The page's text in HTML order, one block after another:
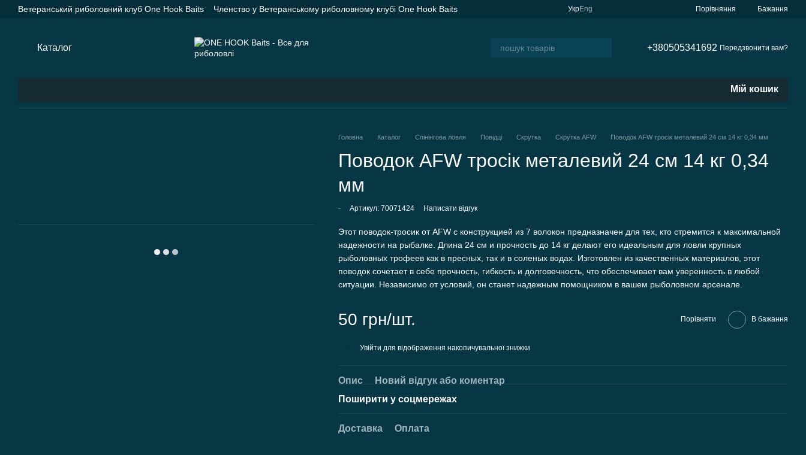
Перейти до основного контенту
Ветеранський риболовний клуб One Hook Baits
Членство у Ветеранському риболовному клубі One Hook Baits
УкрEng Порівняння Бажання
Каталог +380505341692 Передзвонити вам?
Мій кошик
Головна Каталог Спінінгова ловля Повідці Скрутка Скрутка AFW Поводок AFW тросік металевий 24 см 14 кг 0,34 мм
Поводок AFW тросік металевий 24 см 14 кг 0,34
мм
- Артикул: 70071424 Написати відгук
Этот поводок-тросик от AFW с конструкцией из 7 волокон предназначен для тех, кто стремится к максимальной
надежности на рыбалке. Длина 24 см и прочность до 14 кг делают его идеальным для ловли крупных
рыболовных трофеев как в пресных, так и в соленых водах. Изготовлен из качественных материалов, этот
поводок сочетает в себе прочность, гибкость и долговечность, что обеспечивает вам уверенность в любой
ситуации. Независимо от условий, он станет надежным помощником в вашем рыболовном арсенале.
50 грн/шт. Порівняти В бажання
Увійти для відображення накопичувальної знижки
Опис
Новий відгук або коментар
Поширити у соцмережах
Доставка Оплата